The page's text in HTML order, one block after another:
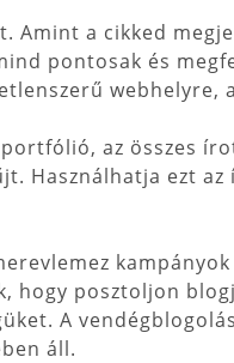
Amint a cikked
pontosak és
webhelyre,
az összes
Használhatja ezt
hogy posztoljon
A
áll.